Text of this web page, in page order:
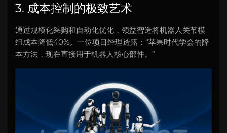
3. 成本控制的极致艺术
通过规模化采购和自动化优化，领益智造将机器人关节模
组成本降低40%。一位项目经理透露：“苹果时代学会的降
本方法，现在直接用于机器人核心部件。”